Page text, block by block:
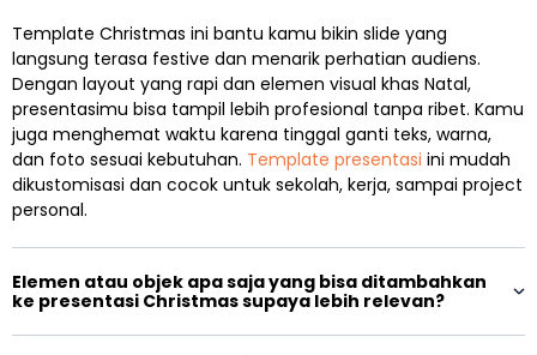
Template Christmas ini bantu kamu bikin slide yang
langsung terasa festive dan menarik perhatian audiens.
Dengan layout yang rapi dan elemen visual khas Natal,
presentasimu bisa tampil lebih profesional tanpa ribet. Kamu
juga menghemat waktu karena tinggal ganti teks, warna,
dan foto sesuai kebutuhan. Template presentasi ini mudah
dikustomisasi dan cocok untuk sekolah, kerja, sampai project
personal.
Elemen atau objek apa saja yang bisa ditambahkan
ke presentasi Christmas supaya lebih relevan?